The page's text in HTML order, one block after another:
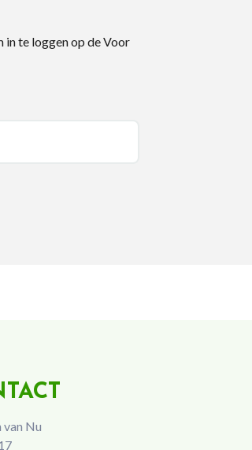
te loggen op de Voor
van Nu